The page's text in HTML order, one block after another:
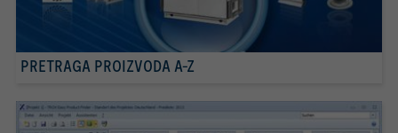
PRETRAGA PROIZVODA A-Z